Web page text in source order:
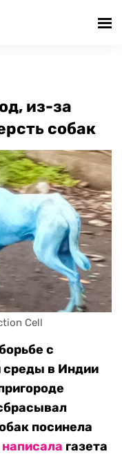
из-за
собак
Cell
с
в Индии
посинела
написала газета